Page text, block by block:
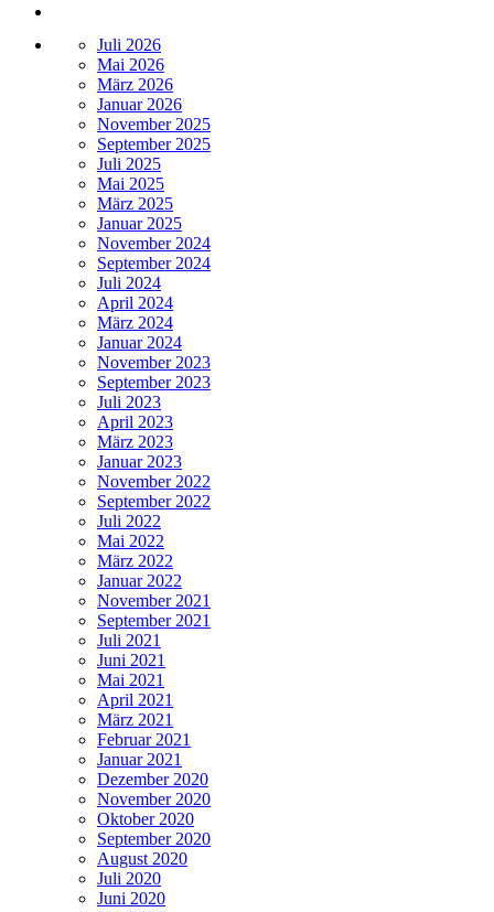
Juli 2026
Mai 2026
März 2026
Januar 2026
November 2025
September 2025
Juli 2025
Mai 2025
März 2025
Januar 2025
November 2024
September 2024
Juli 2024
April 2024
März 2024
Januar 2024
November 2023
September 2023
Juli 2023
April 2023
März 2023
Januar 2023
November 2022
September 2022
Juli 2022
Mai 2022
März 2022
Januar 2022
November 2021
September 2021
Juli 2021
Juni 2021
Mai 2021
April 2021
März 2021
Februar 2021
Januar 2021
Dezember 2020
November 2020
Oktober 2020
September 2020
August 2020
Juli 2020
Juni 2020